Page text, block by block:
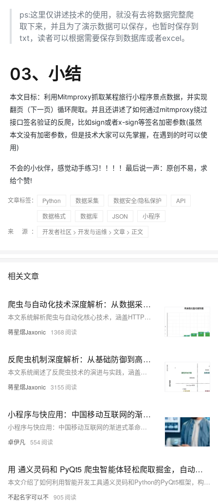
ps:这里仅讲述技术的使用，就没有去将数据完整爬
取下来，并且为了演示数据可以保存，也暂时保存到
txt，读者可以根据需要保存到数据库或者excel。
03、小结
本文目标：利用Mitmproxy抓取某程旅行小程序景点数据，并实现
翻页（下一页）循环爬取。并且还讲述了如何通过mitmproxy绕过
接口签名验证的反爬，比如sign或者x-sign等签名加密参数(虽然
本文没有加密参数，但是技术大家可以先掌握，在遇到的时可以使
用)
不会的小伙伴，感觉动手练习！！！！最后说一声：原创不易，求
给个赞!
文章标签： Python 数据采集 数据安全/隐私保护
API
数据格式
数据库 JSON
小程序
来 源：
开发者社区 > 开发与运维 > 文章 > 正文
相关文章
爬虫与自动化技术深度解析：从数据采集到智能运维的完整实战指南
本文系统解析爬虫与自动化核心技术，涵盖HTTP请求、数据解析、分布式架构及反爬策略，结合Scrapy、Selenium等框架实战，助力构建高效、稳定、合规的数据采集系统。
蒋星熠Jaxonic 1368
反爬虫机制深度解析：从基础防御到高级对抗的完整技术实战
本文系统阐述了反爬虫技术的演进与实践，涵盖基础IP限制、User-Agent检测，到验证码、行为分析及AI智能识别等多层防御体系，结合代码实例与架构图，全面解析爬虫攻防博弈，并展望智能化、合规化的发展趋势。
蒋星熠Jaxonic 3155
小程序与快应用：中国移动互联网的渐进式革命——卓伊凡的技术演进观
小程序与快应用：中国移动互联网的渐进式革命——卓伊凡的技术演进观
卓伊凡 554
用 通义灵码和 PyQt5 爬虫智能体轻松爬取掘金，自动化采集技术文章和数据
本文介绍了如何利用智能开发工具通义灵码和Python的PyQt5框架，构建一个自动化爬取掘金网站技术文章和数据的智能爬虫系统。通过通义灵码提高代码编写效率，使用PyQt5创建可视化界面，实现对爬虫任务的动态控制与管理。同时，还讲解了应对反爬机制、动态内容加载及数据清洗等关键技术点，帮助开发者高效获取并处理网络信息。
不起名字可以不 905